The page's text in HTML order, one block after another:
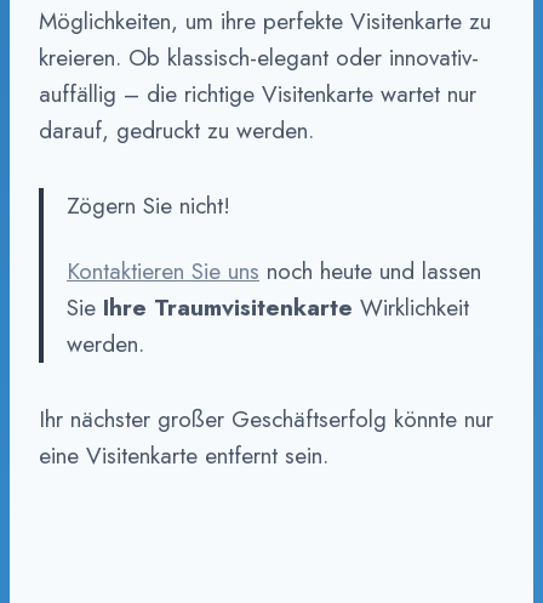
Möglichkeiten, um ihre perfekte Visitenkarte zu
kreieren. Ob klassisch-elegant oder innovativ-
auffällig – die richtige Visitenkarte wartet nur
darauf, gedruckt zu werden.
Zögern Sie nicht!
Kontaktieren Sie uns noch heute und lassen
Sie Ihre Traumvisitenkarte Wirklichkeit
werden.
Ihr nächster großer Geschäftserfolg könnte nur
eine Visitenkarte entfernt sein.